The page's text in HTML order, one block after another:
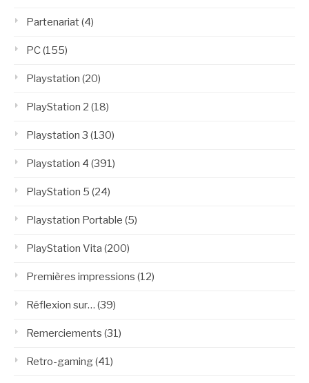
Partenariat(4)
PC(155)
Playstation (20)
PlayStation 2 (18)
Playstation 3 (130)
Playstation 4 (391)
PlayStation 5 (24)
Playstation Portable (5)
PlayStation Vita (200)
Premières impressions (12)
Réflexion sur… (39)
Remerciements (31)
Retro-gaming(41)